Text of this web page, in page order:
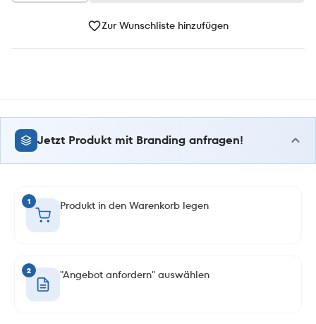
Zur Wunschliste hinzufügen
Jetzt Produkt mit Branding anfragen!
1 Produkt in den Warenkorb legen
2 "Angebot anfordern" auswählen